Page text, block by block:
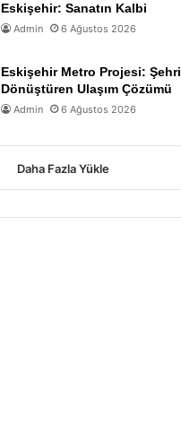
Eskişehir: Sanatın Kalbi
Admin 6 Ağustos 2026
Eskişehir Metro Projesi: Şehri
Dönüştüren Ulaşım Çözümü
Admin 6 Ağustos 2026
Daha Fazla Yükle